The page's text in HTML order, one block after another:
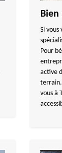
Bien
Si
Pour
active
terrain.
vous à